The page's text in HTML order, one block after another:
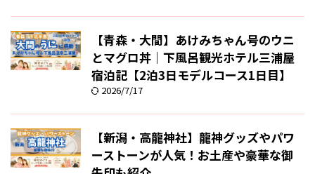
【青森・大間】あけみちゃん号のウニ
とマグロ丼｜下風呂観光ホテル三浦屋
宿泊記【2泊3日モデルコース1日目】
2026/7/17
【新潟・高龍神社】龍神グッズやパワ
ーストーンが人気！お土産や豪華な御